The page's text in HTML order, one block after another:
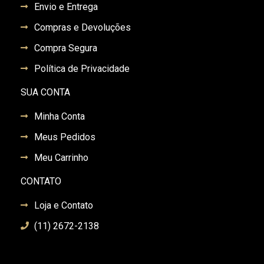
Envio e Entrega
Compras e Devoluções
Compra Segura
Política de Privacidade
SUA CONTA
Minha Conta
Meus Pedidos
Meu Carrinho
CONTATO
Loja e Contato
(11) 2672-2138